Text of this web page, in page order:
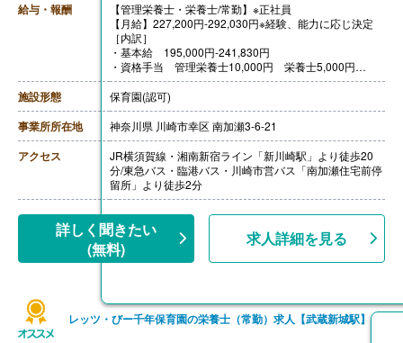
給与・報酬
【管理栄養士・栄養士/常勤】※正社員
【月給】227,200円‐292,030円※経験、能力に応じ決定
［内訳］
・基本給 195,000円‐241,830円
・資格手当 管理栄養士10,000円 栄養士5,000円
［その他手当］
・資格手当 5,000円-10,000円
・残業代 調理着への着替えの時間も残業扱い
・住宅手当 5,000円※規定あり
・役職手当
・家族手当※規定あり
・引越し手当
【賞与】年2回（計2.00ヶ月分）※前年度実績
【通勤手当】あり（上限50,000円/月）
【退職金】あり※確定拠出年金
施設形態 保育園(認可)
事業所所在地 神奈川県 川崎市幸区 南加瀬3-6-21
アクセス
JR横須賀線・湘南新宿ライン「新川崎駅」より徒歩20
分/東急バス・臨港バス・川崎市営バス「南加瀬住宅前停
留所」より徒歩2分
詳しく聞きたい
(無料)
求人詳細を見る
レッツ・びー千年保育園の栄養士（常勤）求人【武蔵新城駅】